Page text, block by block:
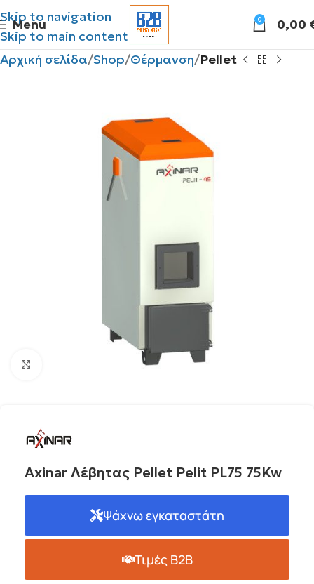
Skip to navigation
Skip to main content
Menu 0 0,00
Αρχική σελίδα Shop Θέρμανση Pellet
Axinar Λέβητας Pellet Pelit PL75 75Kw
Ψάχνω εγκαταστάτη
Τιμές B2B